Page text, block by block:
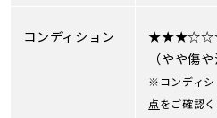
コンディション
（やや傷
※コンディシ
点をご確認く